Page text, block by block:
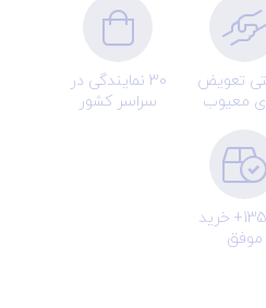
تعویض
معیوب
30 نمایندگی در
سراسر کشور
135000+ خرید
موفق